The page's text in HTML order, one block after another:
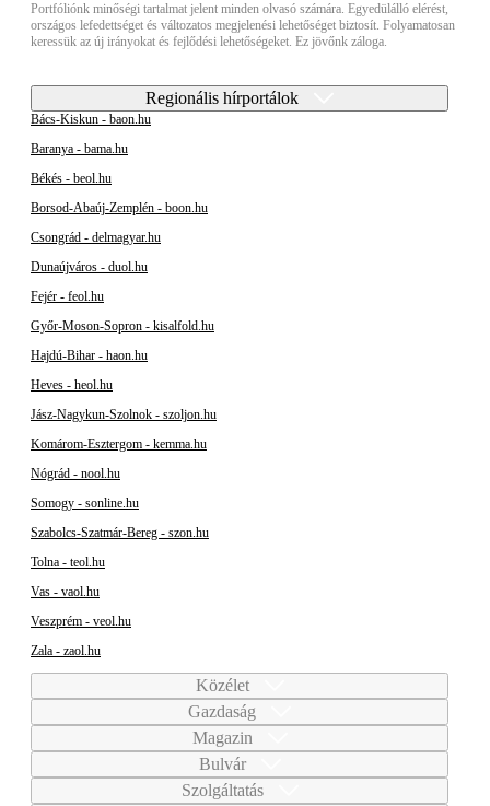
Portfóliónk minőségi tartalmat jelent minden olvasó számára. Egyedülálló elérést,
országos lefedettséget és változatos megjelenési lehetőséget biztosít. Folyamatosan
keressük az új irányokat és fejlődési lehetőségeket. Ez jövőnk záloga.
Regionális hírportálok
Bács-Kiskun - baon.hu
Baranya - bama.hu
Békés - beol.hu
Borsod-Abaúj-Zemplén - boon.hu
Csongrád - delmagyar.hu
Dunaújváros - duol.hu
Fejér - feol.hu
Győr-Moson-Sopron - kisalfold.hu
Hajdú-Bihar - haon.hu
Heves - heol.hu
Jász-Nagykun-Szolnok - szoljon.hu
Komárom-Esztergom - kemma.hu
Nógrád - nool.hu
Somogy - sonline.hu
Szabolcs-Szatmár-Bereg - szon.hu
Tolna - teol.hu
Vas - vaol.hu
Veszprém - veol.hu
Zala - zaol.hu
Közélet
Gazdaság
Magazin
Bulvár
Szolgáltatás